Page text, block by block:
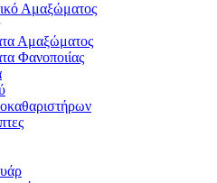
Αμαξώματος
Αμαξώματος
Φανοποιίας